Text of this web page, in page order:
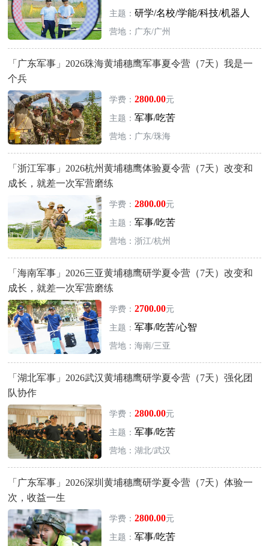
主题： 研学/名校/学能/科技/机器人
营地：广东/广州
「广东军事」2026珠海黄埔穗鹰军事夏令营（7天）我是一
个兵
学费： 2800.00元
主题： 军事/吃苦
营地：广东/珠海
「浙江军事」2026杭州黄埔穗鹰体验夏令营（7天）改变和
成长，就差一次军营磨练
学费： 2800.00元
主题： 军事/吃苦
营地：浙江/杭州
「海南军事」2026三亚黄埔穗鹰研学夏令营（7天）改变和
成长，就差一次军营磨练
学费： 2700.00元
主题： 军事/吃苦/心智
营地：海南/三亚
「湖北军事」2026武汉黄埔穗鹰研学夏令营（7天）强化团
队协作
学费： 2800.00元
主题： 军事/吃苦
营地：湖北/武汉
「广东军事」2026深圳黄埔穗鹰研学夏令营（7天）体验一
次，收益一生
学费： 2800.00元
主题： 军事/吃苦